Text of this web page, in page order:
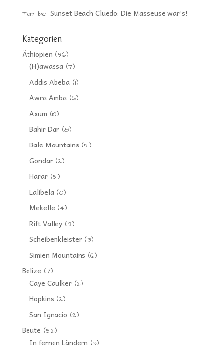
Tombei Sunset Beach Cluedo: Die Masseuse war’s!
Kategorien
Äthiopien (96)
(H)awassa(7)
Addis Abeba(11)
Awra Amba(6)
Axum (10)
Bahir Dar(8)
Bale Mountains (5)
Gondar(2)
Harar(5)
Lalibela(10)
Mekelle (4)
Rift Valley(9)
Scheibenkleister(13)
Simien Mountains (6)
Belize (7)
Caye Caulker(2)
Hopkins (2)
San Ignacio (2)
Beute (52)
In fernen Ländern (3)